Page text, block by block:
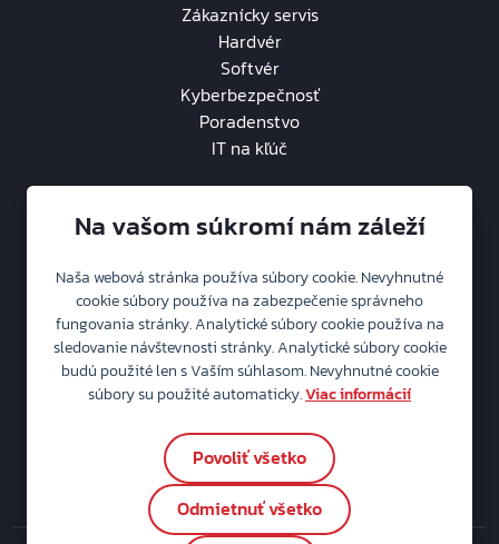
Zákaznícky servis
Hardvér
Softvér
Kyberbezpečnosť
Poradenstvo
IT na kľúč
O spoločnosti
Aktuality
Kariéra
2
Ochrana osobných údajov
Politika IMS
Súbory cookie
Nastavenia cookie
Na vašom súkromí nám záleží
Naša webová stránka používa súbory cookie. Nevyhnutné
cookie súbory používa na zabezpečenie správneho
fungovania stránky. Analytické súbory cookie používa na
sledovanie návštevnosti stránky. Analytické súbory cookie
budú použité len s Vaším súhlasom. Nevyhnutné cookie
súbory su použité automaticky.Viac informácií
Povoliť všetko
Odmietnuť všetko